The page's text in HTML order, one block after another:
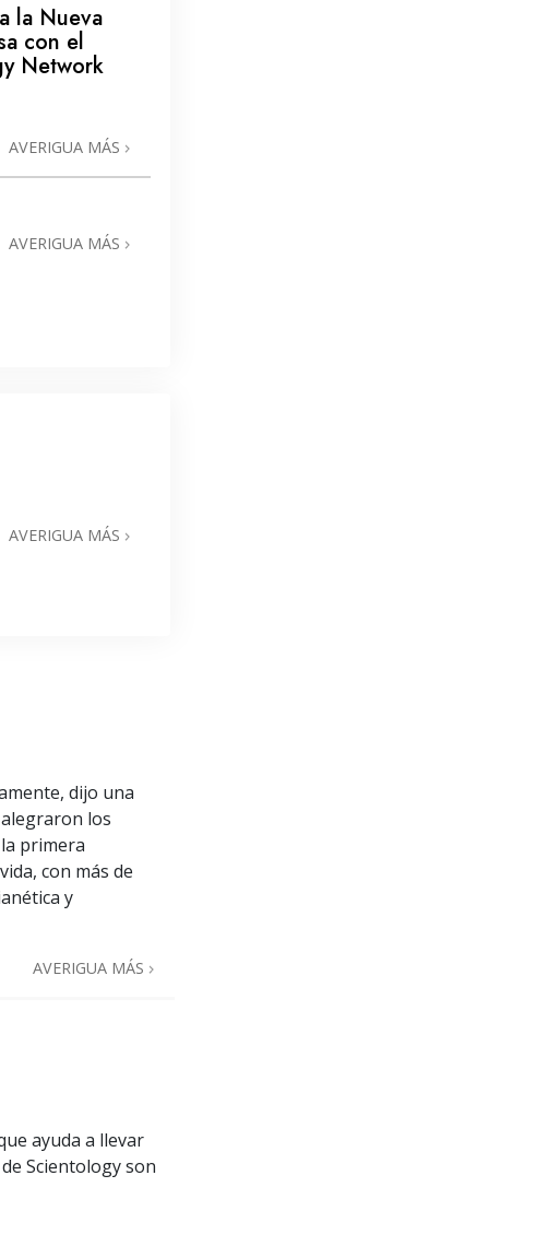
la Nueva
con el
Network
AVERIGUA MÁS
AVERIGUA MÁS
AVERIGUA MÁS
dijo una
alegraron los
primera
con más de
y
AVERIGUA MÁS
ayuda a llevar
Scientology son